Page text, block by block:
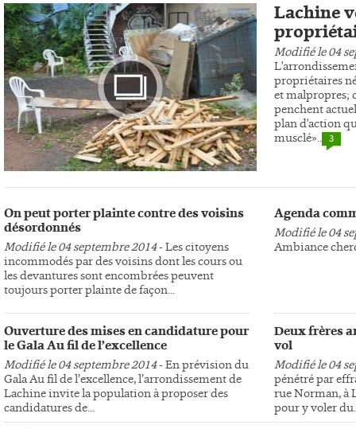
Lachine
Modifié le 04
propriétaires
et malpropres;
penchent
plan d'action
musclé».. 3
Photo
On peut porter plainte contre des voisins
désordonnés
Modifié le 04 septembre 2014- Les citoyens
incommodés par des voisins dont les cours ou
les devantures sont encombrées peuvent
toujours porter plainte de façon...
Ouverture des mises en candidature pour
le Gala Au fil de l’excellence
Modifié le 04 septembre 2014- En prévision du
Gala Au fil de l’excellence, l’arrondissement de
Lachine invite la population à proposer des
candidatures de...
Agenda
Modifié le 04
Ambiance
Deux frères
vol
Modifié le 04
pénétré par
rue Norman, à
pour y voler